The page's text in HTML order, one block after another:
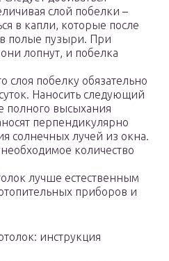
слой побелки –
в капли, которые после
полые пузыри. При
лопнут, и побелка
слоя побелку обязательно
Наносить следующий
полного высыхания
перпендикулярно
солнечных лучей из окна.
количество
лучше естественным
приборов и
инструкция